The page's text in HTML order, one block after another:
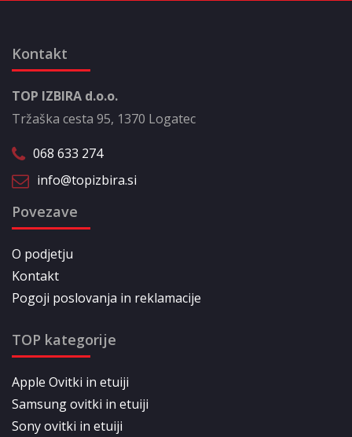
Kontakt
TOP IZBIRA d.o.o.
Tržaška cesta 95, 1370 Logatec
068 633 274
info@topizbira.si
Povezave
O podjetju
Kontakt
Pogoji poslovanja in reklamacije
TOP kategorije
Apple Ovitki in etuiji
Samsung ovitki in etuiji
Sony ovitki in etuiji